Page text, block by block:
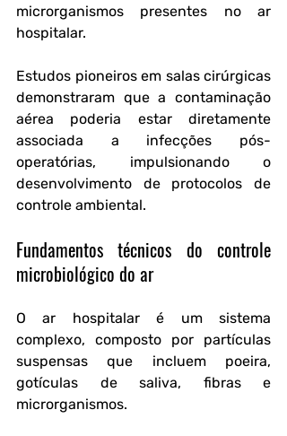
microrganismos presentes no ar
hospitalar.
Estudos pioneiros em salas cirúrgicas
demonstraram que a contaminação
aérea poderia estar diretamente
associada a infecções pós-
operatórias, impulsionando o
desenvolvimento de protocolos de
controle ambiental.
Fundamentos técnicos do controle
microbiológico do ar
O ar hospitalar é um sistema
complexo, composto por partículas
suspensas que incluem poeira,
gotículas de saliva, fibras e
microrganismos.